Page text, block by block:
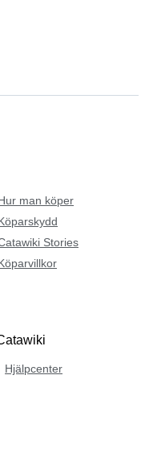
man köper
Stories
Hjälpcenter